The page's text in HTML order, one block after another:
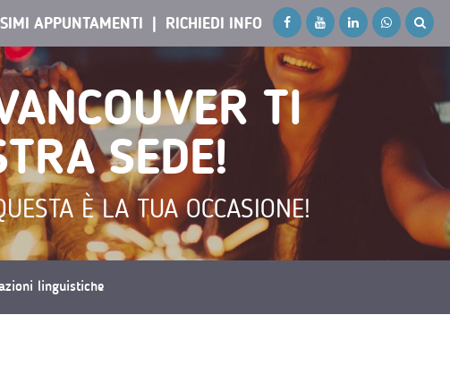
RICHIEDI INFO
APPUNTAMENTI
TI
SEDE!
È LA TUA OCCASIONE!
linguistiche